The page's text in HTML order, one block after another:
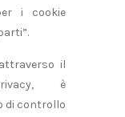
i cookie
il
è
di controllo